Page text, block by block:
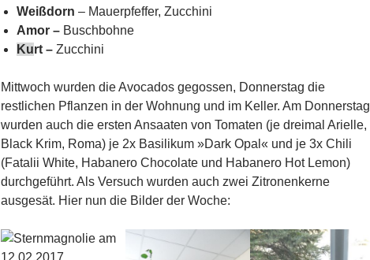
Weißdorn – Mauerpfeffer, Zucchini
Amor – Buschbohne
Kurt – Zucchini
Mittwoch wurden die Avocados gegossen, Donnerstag die
restlichen Pflanzen in der Wohnung und im Keller. Am Donnerstag
wurden auch die ersten Ansaaten von Tomaten (je dreimal Arielle,
Black Krim, Roma) je 2x Basilikum »Dark Opal« und je 3x Chili
(Fatalii White, Habanero Chocolate und Habanero Hot Lemon)
durchgeführt. Als Versuch wurden auch zwei Zitronenkerne
ausgesät. Hier nun die Bilder der Woche: